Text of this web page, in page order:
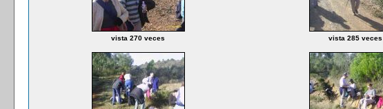
vista 270 veces vista 285 veces